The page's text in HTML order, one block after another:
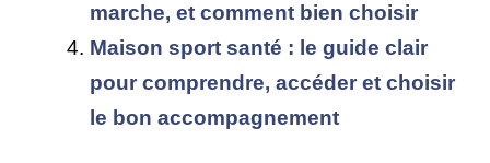
marche, et comment bien choisir
Maison sport santé : le guide clair
pour comprendre, accéder et choisir
le bon accompagnement